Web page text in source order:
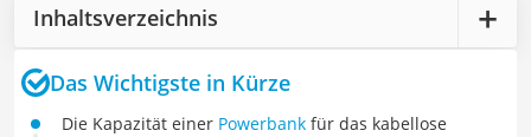
Inhaltsverzeichnis
Das Wichtigste in Kürze
Die Kapazität einer Powerbank für das kabellose